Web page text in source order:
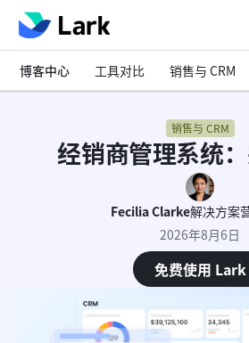
博客中心 工具对比 销售与 CRM
销售与 CRM
经销商管理系统
Fecilia Clarke解决方案
2026年8月6日
免费使用 Lark